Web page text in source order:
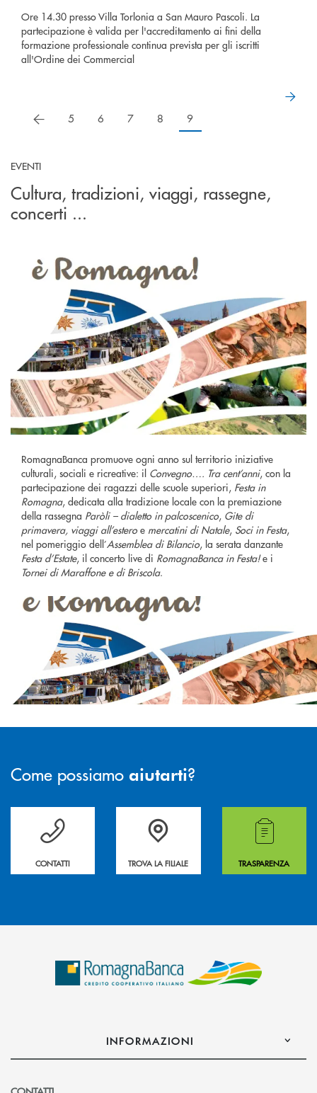
Ore 14.30 presso Villa Torlonia a San Mauro Pascoli. La
partecipazione è valida per l'accreditamento ai fini della
formazione professionale continua prevista per gli iscritti
all'Ordine dei Commercial
precedente
5 6 7 8 9
EVENTI
Cultura, tradizioni, viaggi, rassegne,
concerti ...
RomagnaBanca promuove ogni anno sul territorio iniziative
culturali, sociali e ricreative: il Convegno…. Tra cent’anni, con la
partecipazione dei ragazzi delle scuole superiori, Festa in
Romagna, dedicata alla tradizione locale con la premiazione
della rassegna Paròli – dialetto in palcoscenico, Gite di
primavera, viaggi all’estero e mercatini di Natale, Soci in Festa,
nel pomeriggio dell’Assemblea di Bilancio, la serata danzante
Festa d’Estate, il concerto live di RomagnaBanca in Festa!e i
Tornei di Maraffone e di Briscola.
Come possiamo aiutarti?
Per ogni necessità compila il form e noi ti richiamiamo
CONTATTI
La&nbsp; Filiale &nbsp;vicina a te. &nbsp;
TROVA LA FILIALE
Hai bisogno di
TRASPARENZA
INFORMAZIONI